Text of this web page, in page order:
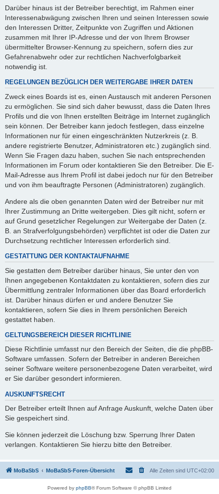
Darüber hinaus ist der Betreiber berechtigt, im Rahmen einer
Interessenabwägung zwischen Ihren und seinen Interessen sowie
den Interessen Dritter, Zeitpunkte von Zugriffen und Aktionen
zusammen mit Ihrer IP-Adresse und der von Ihrem Browser
übermittelter Browser-Kennung zu speichern, sofern dies zur
Gefahrenabwehr oder zur rechtlichen Nachverfolgbarkeit
notwendig ist.
REGELUNGEN BEZÜGLICH DER WEITERGABE IHRER DATEN
Zweck eines Boards ist es, einen Austausch mit anderen Personen
zu ermöglichen. Sie sind sich daher bewusst, dass die Daten Ihres
Profils und die von Ihnen erstellten Beiträge im Internet zugänglich
sein können. Der Betreiber kann jedoch festlegen, dass einzelne
Informationen nur für einen eingeschränkten Nutzerkreis (z. B.
andere registrierte Benutzer, Administratoren etc.) zugänglich sind.
Wenn Sie Fragen dazu haben, suchen Sie nach entsprechenden
Informationen im Forum oder kontaktieren Sie den Betreiber. Die E-
Mail-Adresse aus Ihrem Profil ist dabei jedoch nur für den Betreiber
und von ihm beauftragte Personen (Administratoren) zugänglich.
Andere als die oben genannten Daten wird der Betreiber nur mit
Ihrer Zustimmung an Dritte weitergeben. Dies gilt nicht, sofern er
auf Grund gesetzlicher Regelungen zur Weitergabe der Daten (z.
B. an Strafverfolgungsbehörden) verpflichtet ist oder die Daten zur
Durchsetzung rechtlicher Interessen erforderlich sind.
GESTATTUNG DER KONTAKTAUFNAHME
Sie gestatten dem Betreiber darüber hinaus, Sie unter den von
Ihnen angegebenen Kontaktdaten zu kontaktieren, sofern dies zur
Übermittlung zentraler Informationen über das Board erforderlich
ist. Darüber hinaus dürfen er und andere Benutzer Sie
kontaktieren, sofern Sie dies in Ihrem persönlichen Bereich
gestattet haben.
GELTUNGSBEREICH DIESER RICHTLINIE
Diese Richtlinie umfasst nur den Bereich der Seiten, die die phpBB-
Software umfassen. Sofern der Betreiber in anderen Bereichen
seiner Software weitere personenbezogene Daten verarbeitet, wird
er Sie darüber gesondert informieren.
AUSKUNFTSRECHT
Der Betreiber erteilt Ihnen auf Anfrage Auskunft, welche Daten über
Sie gespeichert sind.
Sie können jederzeit die Löschung bzw. Sperrung Ihrer Daten
verlangen. Kontaktieren Sie hierzu bitte den Betreiber.
MoBaSbS MoBaSbS-Foren-Übersicht Alle Zeiten sind UTC+02:00
Powered by phpBB® Forum Software © phpBB Limited